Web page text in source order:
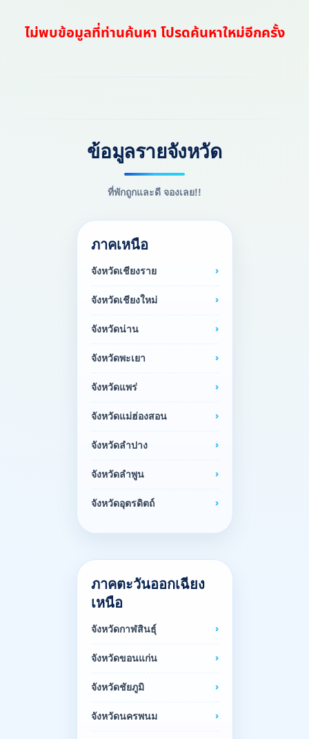
ไม่พบข้อมูลที่ท่านค้นหา โปรดค้นหาใหม่อีกครั้ง
ข้อมูลรายจังหวัด
ที่พักถูกและดี จองเลย!!
ภาคเหนือ
จังหวัดเชียงราย
จังหวัดเชียงใหม่
จังหวัดน่าน
จังหวัดพะเยา
จังหวัดแพร่
จังหวัดแม่ฮ่องสอน
จังหวัดลำปาง
จังหวัดลำพูน
จังหวัดอุตรดิตถ์
ภาคตะวันออกเฉียง
เหนือ
จังหวัดกาฬสินธุ์
จังหวัดขอนแก่น
จังหวัดชัยภูมิ
จังหวัดนครพนม